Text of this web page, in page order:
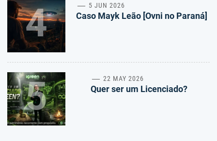
4 5 JUN 2026
Caso Mayk Leão [Ovni no Paraná]
5 22 MAY 2026
Quer ser um Licenciado?